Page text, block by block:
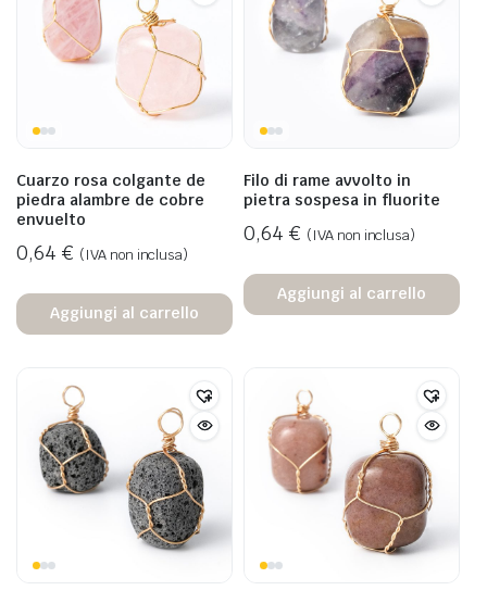
Cuarzo rosa colgante de
piedra alambre de cobre
envuelto
0,64 € (IVA non inclusa)
Aggiungi al carrello
Filo di rame avvolto in
pietra sospesa in fluorite
0,64 € (IVA non inclusa)
Aggiungi al carrello